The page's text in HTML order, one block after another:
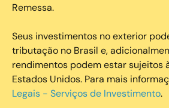
Remessa.
Seus investimentos no exterior
tributação no Brasil e,
rendimentos podem estar sujeitos
Estados Unidos. Para mais
Legais - Serviços de Investimento.